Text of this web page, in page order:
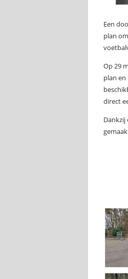
Een
plan
Op 29
plan
direct